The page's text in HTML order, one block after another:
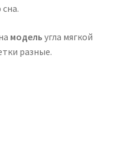
модель угла мягкой
разные.